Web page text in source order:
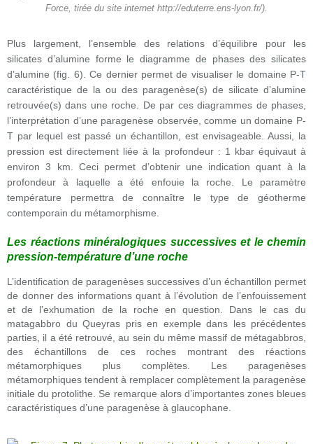
Force, tirée du site internet http://eduterre.ens-lyon.fr/).
Plus largement, l’ensemble des relations d’équilibre pour les
silicates d’alumine forme le diagramme de phases des silicates
d’alumine (fig. 6). Ce dernier permet de visualiser le domaine P-T
caractéristique de la ou des paragenèse(s) de silicate d’alumine
retrouvée(s) dans une roche. De par ces diagrammes de phases,
l’interprétation d’une paragenèse observée, comme un domaine P-
T par lequel est passé un échantillon, est envisageable. Aussi, la
pression est directement liée à la profondeur : 1 kbar équivaut à
environ 3 km. Ceci permet d’obtenir une indication quant à la
profondeur à laquelle a été enfouie la roche. Le paramètre
température permettra de connaître le type de géotherme
contemporain du métamorphisme.
Les réactions minéralogiques successives et le chemin
pression-température d’une roche
L’identification de paragenèses successives d’un échantillon permet
de donner des informations quant à l’évolution de l’enfouissement
et de l’exhumation de la roche en question. Dans le cas du
matagabbro du Queyras pris en exemple dans les précédentes
parties, il a été retrouvé, au sein du même massif de métagabbros,
des échantillons de ces roches montrant des réactions
métamorphiques plus complètes. Les paragenèses
métamorphiques tendent à remplacer complètement la paragenèse
initiale du protolithe. Se remarque alors d’importantes zones bleues
caractéristiques d’une paragenèse à glaucophane.